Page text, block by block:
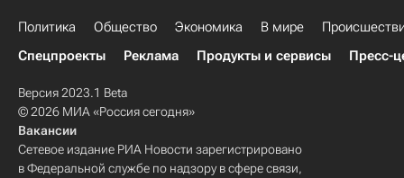
Политика Общество Экономика В мире
Спецпроекты
Реклама Продукты и сервисы Пресс-
Версия 2023.1 Beta
© 2026 МИА «Россия сегодня»
Вакансии
Сетевое издание РИА Новости зарегистрировано
в Федеральной службе по надзору в сфере связи,